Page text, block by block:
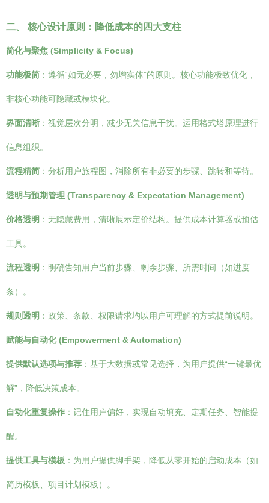
二、 核心设计原则：降低成本的四大支柱
简化与聚焦 (Simplicity & Focus)
功能极简 ：遵循“如无必要，勿增实体”的原则。核心功能极致优化，
非核心功能可隐藏或模块化。
界面清晰 ：视觉层次分明，减少无关信息干扰。运用格式塔原理进行
信息组织。
流程精简 ：分析用户旅程图，消除所有非必要的步骤、跳转和等待。
透明与预期管理 (Transparency & Expectation Management)
价格透明 ：无隐藏费用，清晰展示定价结构。提供成本计算器或预估
工具。
流程透明 ：明确告知用户当前步骤、剩余步骤、所需时间（如进度
条）。
规则透明 ：政策、条款、权限请求均以用户可理解的方式提前说明。
赋能与自动化 (Empowerment & Automation)
提供默认选项与推荐 ：基于大数据或常见选择，为用户提供“一键最优
解”，降低决策成本。
自动化重复操作 ：记住用户偏好，实现自动填充、定期任务、智能提
醒。
提供工具与模板 ：为用户提供脚手架，降低从零开始的启动成本（如
简历模板、项目计划模板）。